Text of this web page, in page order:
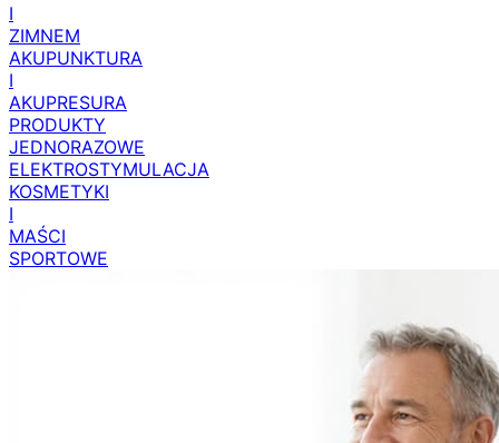
I
ZIMNEM
AKUPUNKTURA
I
AKUPRESURA
PRODUKTY
JEDNORAZOWE
ELEKTROSTYMULACJA
KOSMETYKI
I
MAŚCI
SPORTOWE